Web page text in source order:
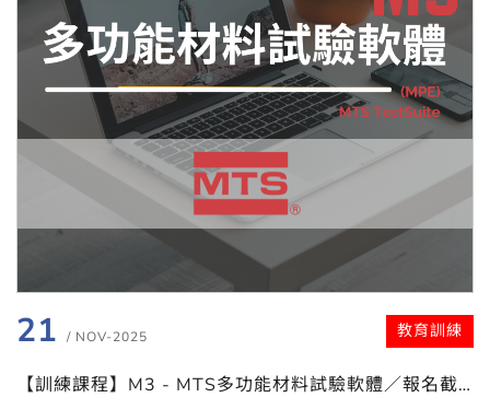
21 / NOV-2025 教育訓練
【訓練課程】M3 - MTS多功能材料試驗軟體／報名截